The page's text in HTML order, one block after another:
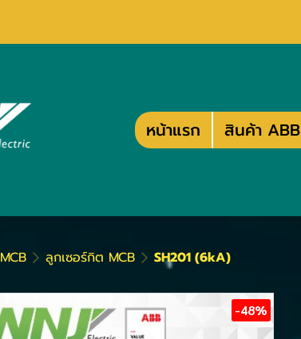
หน้าแรก สินค้า ABB
MCB ลูกเซอร์กิต MCB SH201 (6kA)
-48%